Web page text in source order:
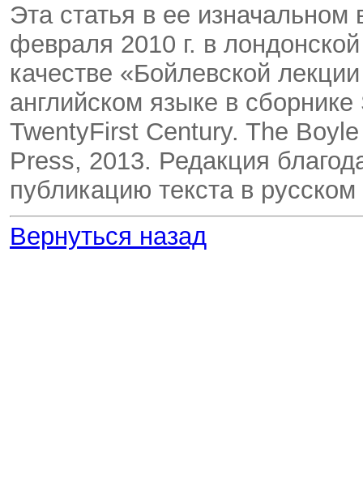
Эта статья в ее
февраля 2010 г. в
качестве «Бойлевской
английском языке в
TwentyFirst Century. The
Press, 2013. Редакция
публикацию текста в
Вернуться назад